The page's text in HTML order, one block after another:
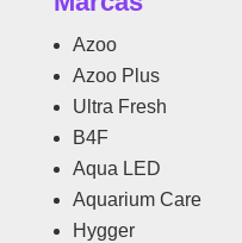
Azoo
Azoo Plus
Ultra Fresh
B4F
Aqua LED
Aquarium Care
Hygger